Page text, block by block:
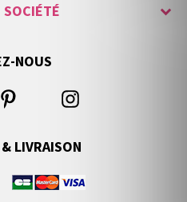
SOCIÉTÉ
NOUS
LIVRAISON